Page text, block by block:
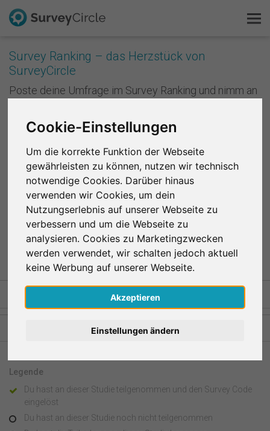
Cookie-Einstellungen
Um die korrekte Funktion der Webseite
gewährleisten zu können, nutzen wir technisch
notwendige Cookies. Darüber hinaus
verwenden wir Cookies, um dein
Nutzungserlebnis auf unserer Webseite zu
verbessern und um die Webseite zu
analysieren. Cookies zu Marketingzwecken
werden verwendet, wir schalten jedoch aktuell
keine Werbung auf unserer Webseite.
Akzeptieren
Einstellungen ändern
Survey Ranking – das Herzstück von
SurveyCircle
Poste deine Umfrage im Survey Ranking und nimm an
deiner Studie im Survey Ranking. Je besser deine
deiner Studie teil. Anders formuliert: Je mehr du
andere unterstützt, desto mehr Unterstützung
bekommst du zurück.
Registriere dich kostenlos, um bei SurveyCircle
Studienteilnehmer zu finden und spannende
Forschungsprojekte zu unterstützen.
Region 1 R 4
Studien aus anderen Regionen
Legende
Du hast an dieser Studie teilgenommen und den Survey Code
eingelöst
Du hast an dieser Studie noch nicht teilgenommen
Forschung entdecken
FAQ
Kostenlos registrieren
Anmelden
English
Nederlands